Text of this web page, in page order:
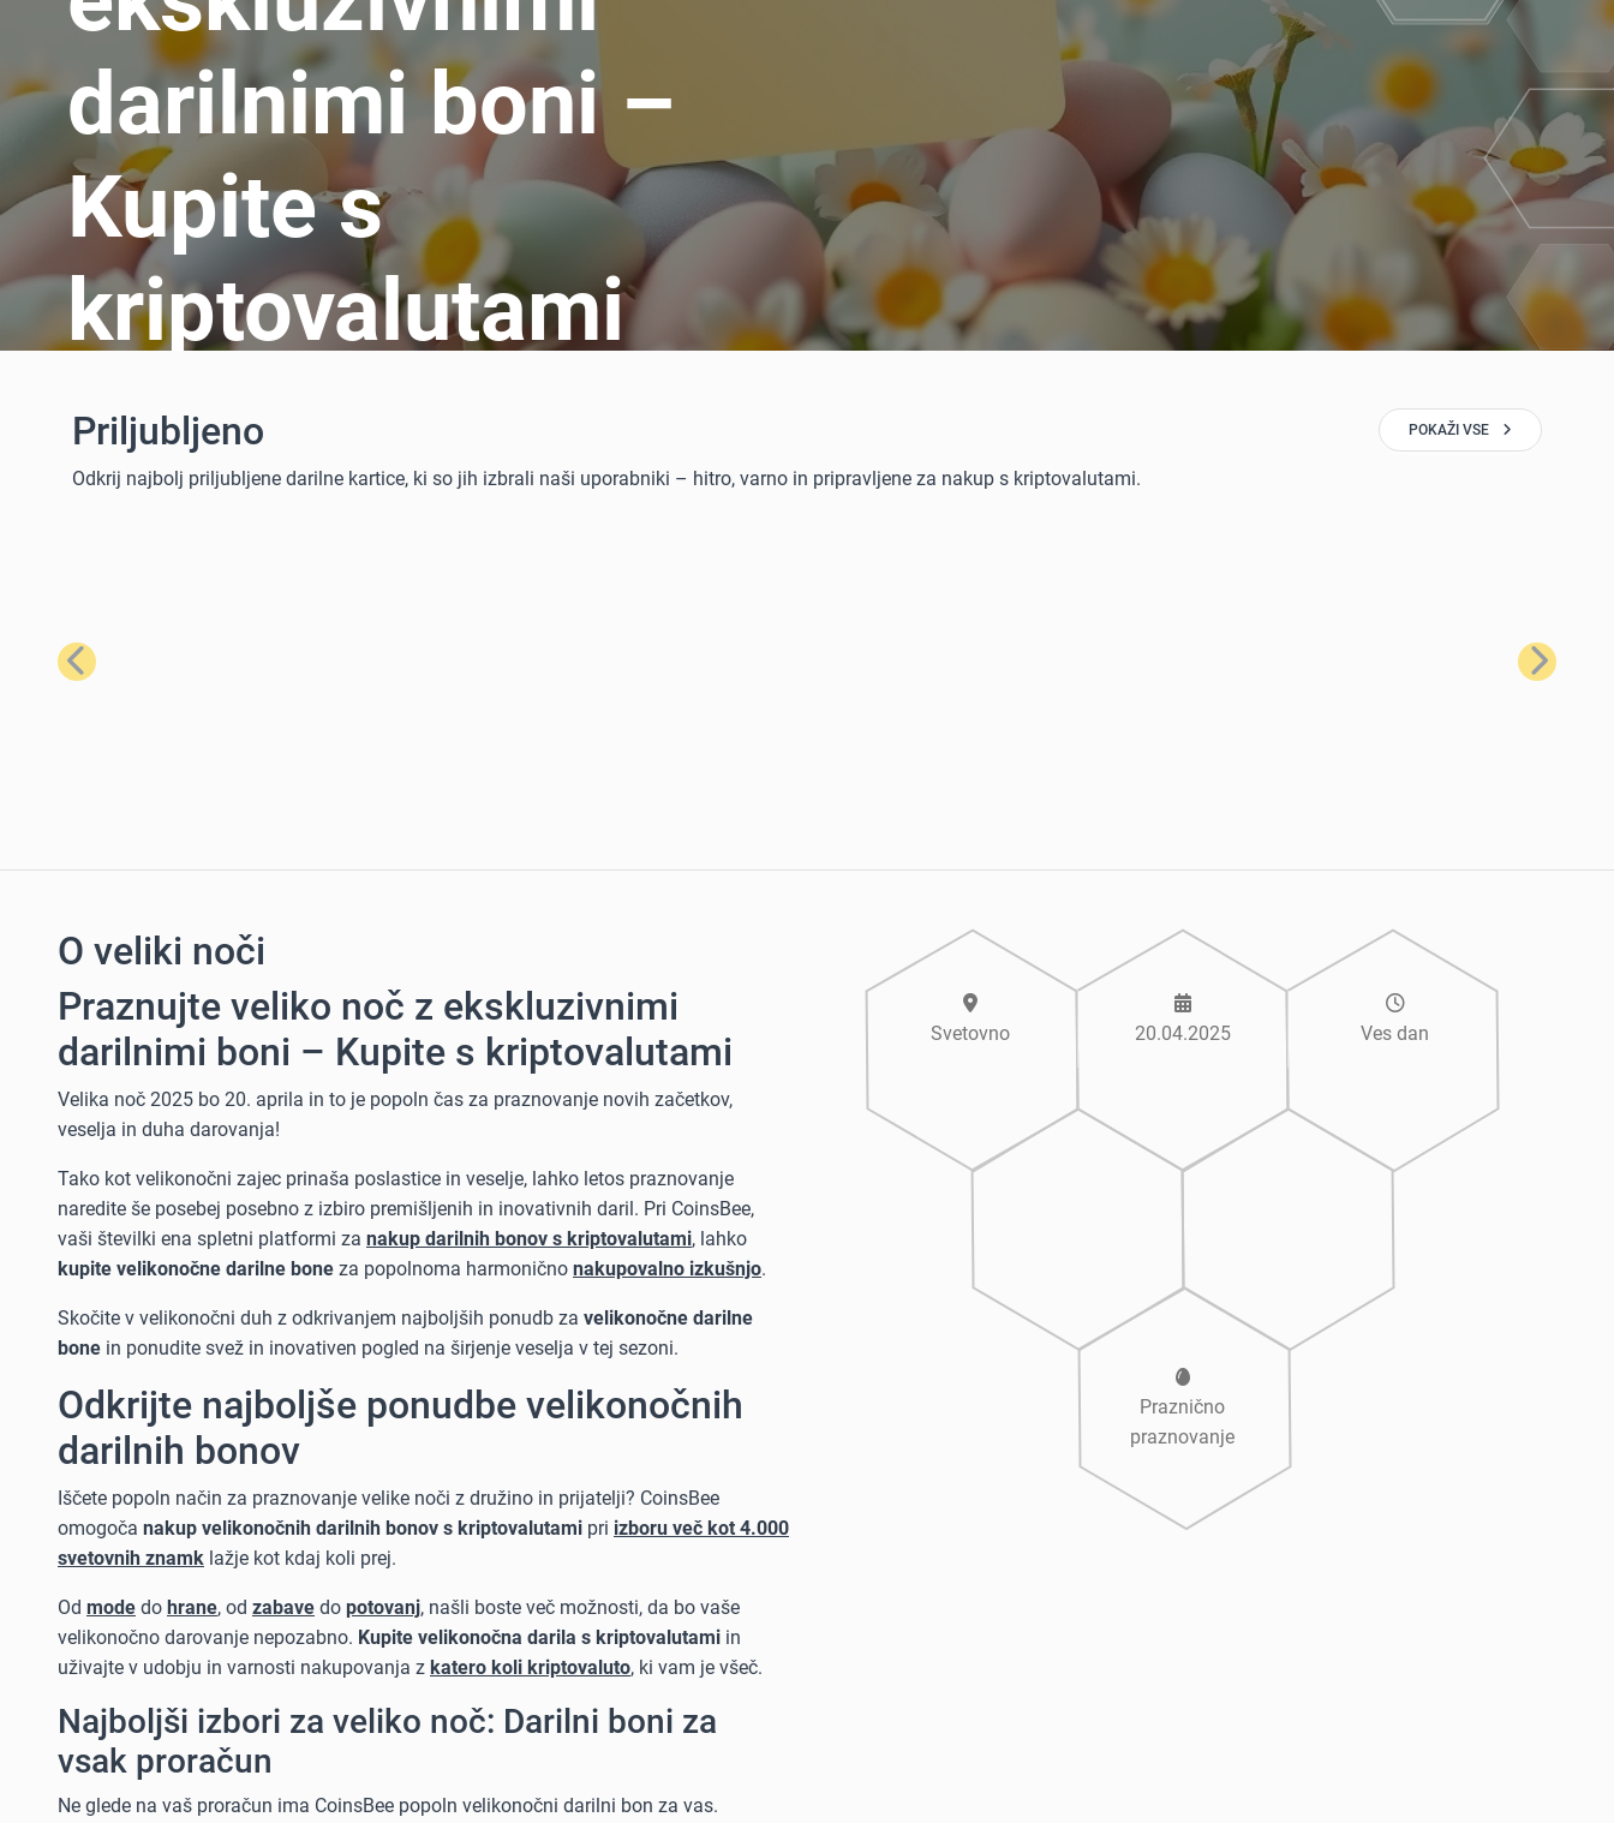
darilnimi boni –
Kupite s
kriptovalutami
Priljubljeno
Odkrij najbolj priljubljene darilne kartice, ki so jih izbrali naši uporabniki – hitro, varno in pripravljene za nakup s kriptovalutami.
POKAŽI VSE
Prejšnji Naslednji
O veliki noči
Praznujte veliko noč z ekskluzivnimi
darilnimi boni – Kupite s kriptovalutami
Velika noč 2025 bo 20. aprila in to je popoln čas za praznovanje novih začetkov,
veselja in duha darovanja!
Tako kot velikonočni zajec prinaša poslastice in veselje, lahko letos praznovanje
naredite še posebej posebno z izbiro premišljenih in inovativnih daril. Pri CoinsBee,
vaši številki ena spletni platformi za nakup darilnih bonov s kriptovalutami, lahko
kupite velikonočne darilne bone za popolnoma harmonično nakupovalno izkušnjo.
Skočite v velikonočni duh z odkrivanjem najboljših ponudb za velikonočne darilne
bone in ponudite svež in inovativen pogled na širjenje veselja v tej sezoni.
Odkrijte najboljše ponudbe velikonočnih
darilnih bonov
Iščete popoln način za praznovanje velike noči z družino in prijatelji? CoinsBee
omogoča nakup velikonočnih darilnih bonov s kriptovalutami pri izboru več kot 4.000
svetovnih znamk lažje kot kdaj koli prej.
Od mode do hrane, od zabave do potovanj, našli boste več možnosti, da bo vaše
velikonočno darovanje nepozabno. Kupite velikonočna darila s kriptovalutami in
uživajte v udobju in varnosti nakupovanja z katero koli kriptovaluto, ki vam je všeč.
Najboljši izbori za veliko noč: Darilni boni za
vsak proračun
Ne glede na vaš proračun ima CoinsBee popoln velikonočni darilni bon za vas.
Svetovno 20.04.2025 Ves dan
Praznično
praznovanje